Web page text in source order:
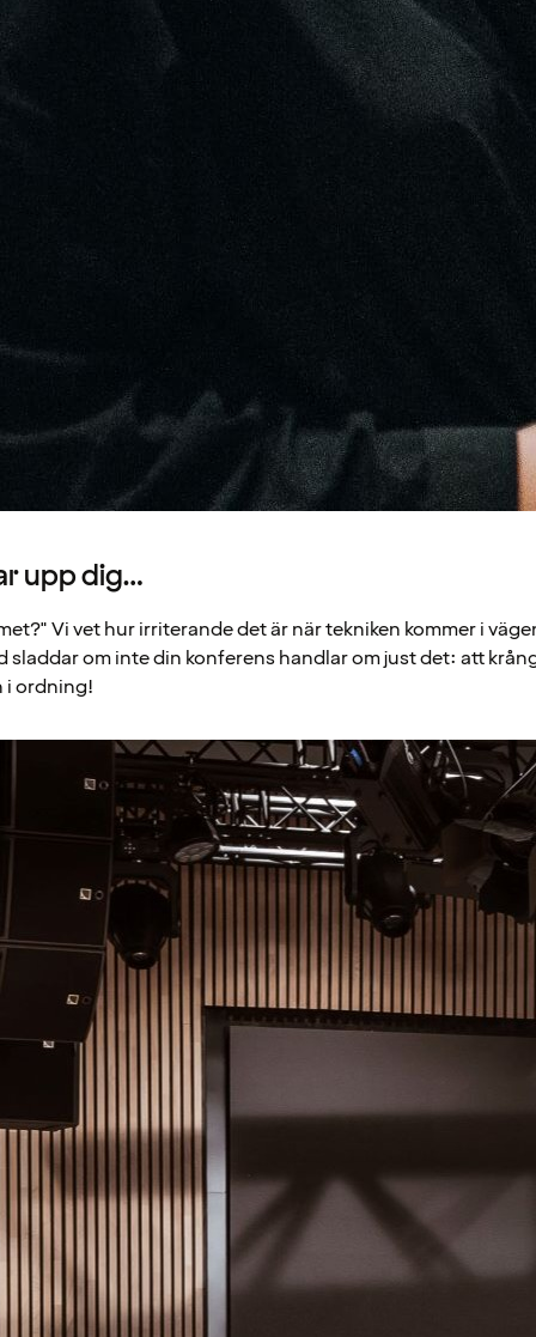
upp dig…
Vi vet hur irriterande det är när tekniken kommer i
sladdar om inte din konferens handlar om just det: att
i ordning!